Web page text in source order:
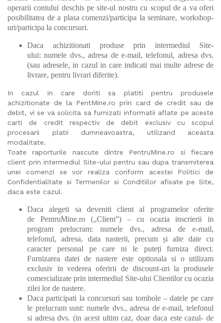
operarii contului deschis pe site-ul nostru cu scopul de a va oferi
posibilitatea de a plasa comenzi/participa la seminare, workshop-
uri/participa la concursuri.
Daca achizitionati produse prin intermediul Site-
ului: numele dvs., adresa de e-mail, telefonul, adresa dvs.
(sau adresele, in cazul in care indicati mai multe adrese de
livrare, pentru livrari diferite).
In cazul in care doriti sa platiti pentru produsele
achizitionate de la PentMine.ro prin card de credit sau de
debit, vi se va solicita sa furnizati informatii aflate pe aceste
carti de credit respectiv de debit exclusiv cu scopul
procesarii platii dumneavoastra, utilizand aceasta
modalitate.
Toate raporturile nascute dintre PentruMine.ro si fiecare
client prin intermediul Site-ului pentru sau dupa transmiterea
unei comenzi se vor realiza conform acestei Politici de
Confidentialitate si Termenilor si Conditiilor afisate pe Site,
daca este cazul.
Daca alegeti sa deveniti client al programelor oferite
de PentruMine.ro („Client”) – cu ocazia inscrierii in
program prelucram: numele dvs., adresa de e-mail,
telefonul, adresa, data nasterii, precum și alte date cu
caracter personal pe care ni le puteți furniza direct.
Furnizarea datei de nastere este optionala si o utilizam
exclusiv in vederea oferirii de discount-uri la produsele
comercializate prin intermediul Site-ului Clientilor cu ocazia
zilei lor de nastere.
Daca participati la concursuri sau tombole – datele pe care
le prelucram sunt: numele dvs., adresa de e-mail, telefonul
si adresa dvs. (in acest ultim caz, doar daca este cazul- de